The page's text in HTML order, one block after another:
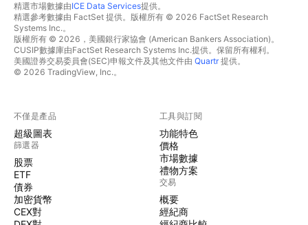
精選市場數據由ICE Data Services提供。
精選參考數據由 FactSet 提供。版權所有 © 2026 FactSet Research
Systems Inc.。
版權所有 © 2026，美國銀行家協會 (American Bankers Association)。
CUSIP數據庫由FactSet Research Systems Inc.提供。保留所有權利。
美國證券交易委員會(SEC)申報文件及其他文件由 Quartr提供。
© 2026 TradingView, Inc.。
不僅是產品
超級圖表
篩選器
股票
ETF
債券
加密貨幣
CEX對
工具與訂閱
功能特色
價格
市場數據
禮物方案
交易
概要
經紀商